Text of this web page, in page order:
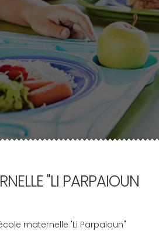
"LI PARPAIOUN
maternelle 'Li Parpaioun"